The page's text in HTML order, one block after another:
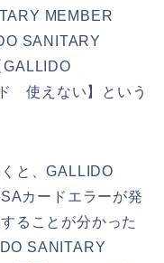
MEMBER
SANITARY
使えない】という
と、GALLIDO
カードエラーが発
ることが分かった
SANITARY